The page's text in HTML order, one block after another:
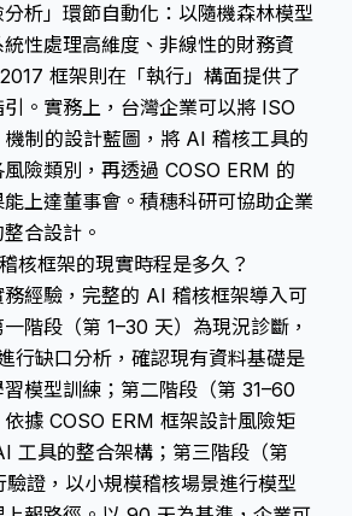
析」環節自動化：以隨機森林模型
性處理高維度、非線性的財務資
框架則在「執行」構面提供了
。實務上，台灣企業可以將 ISO
制的設計藍圖，將 AI 稽核工具的
險類別，再透過 COSO ERM 的
上達董事會。積穗科研可協助企業
合設計。
核框架的現實時程是多久？
經驗，完整的 AI 稽核框架導入可
階段（第 1–30 天）為現況診斷，
行缺口分析，確認現有資料基礎是
模型訓練；第二階段（第 31–60
據 COSO ERM 框架設計風險矩
工具的整合架構；第三階段（第
證，以小規模稽核場景進行模型